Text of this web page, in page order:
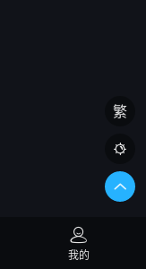
繁

我的